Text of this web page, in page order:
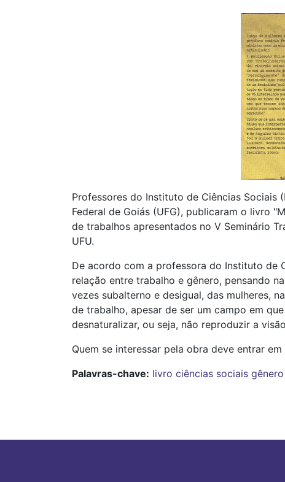
Professores do Instituto de Ciências Sociais
Federal de Goiás (UFG), publicaram o livro
de trabalhos apresentados no V Seminário
UFU.
De acordo com a professora do Instituto de
relação entre trabalho e gênero, pensando
vezes subalterno e desigual, das mulheres,
de trabalho, apesar de ser um campo em
desnaturalizar, ou seja, não reproduzir a
Quem se interessar pela obra deve entrar
Palavras-chave: livro ciências sociais